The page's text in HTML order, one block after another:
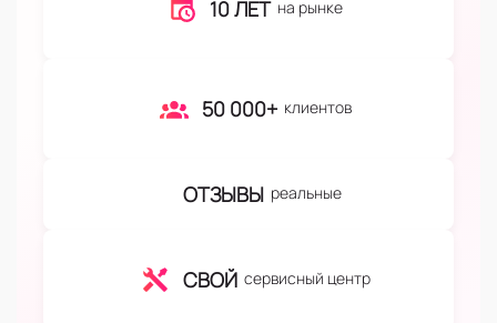
10 ЛЕТ на рынке
50 000+ клиентов
ОТЗЫВЫ реальные
СВОЙ сервисный центр